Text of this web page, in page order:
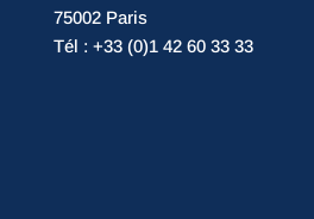
75002 Paris
Tél : +33 (0)1 42 60 33 33